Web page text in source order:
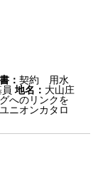
：契約 用水
地名： 大山庄
へのリンクを
ニオンカタロ